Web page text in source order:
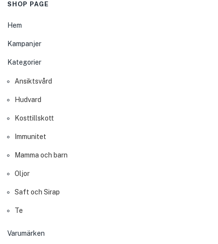
SHOP PAGE
Hem
Kampanjer
Kategorier
Ansiktsvård
Hudvard
Kosttillskott
Immunitet
Mamma och barn
Oljor
Saft och Sirap
Te
Varumärken